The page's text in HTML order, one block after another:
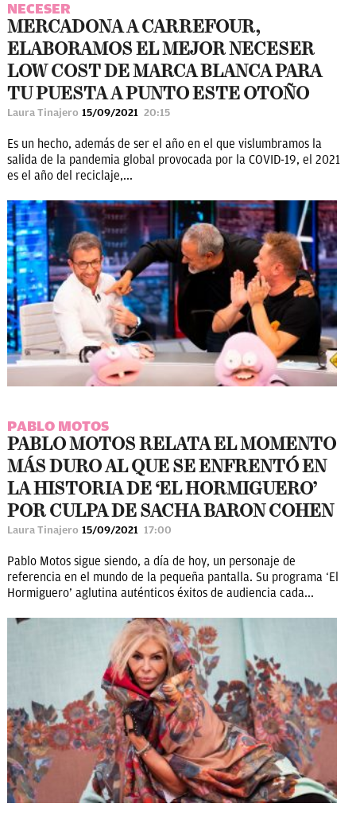
NECESER
MERCADONA A CARREFOUR,
ELABORAMOS EL MEJOR NECESER
LOW COST DE MARCA BLANCA PARA
TU PUESTA A PUNTO ESTE OTOÑO
Laura Tinajero 15/09/2021 20:15
Es un hecho, además de ser el año en el que vislumbramos la
salida de la pandemia global provocada por la COVID-19, el 2021
es el año del reciclaje,...
PABLO MOTOS
PABLO MOTOS RELATA EL MOMENTO
MÁS DURO AL QUE SE ENFRENTÓ EN
LA HISTORIA DE ‘EL HORMIGUERO’
POR CULPA DE SACHA BARON COHEN
Laura Tinajero 15/09/2021 17:00
Pablo Motos sigue siendo, a día de hoy, un personaje de
referencia en el mundo de la pequeña pantalla. Su programa ‘El
Hormiguero’ aglutina auténticos éxitos de audiencia cada...